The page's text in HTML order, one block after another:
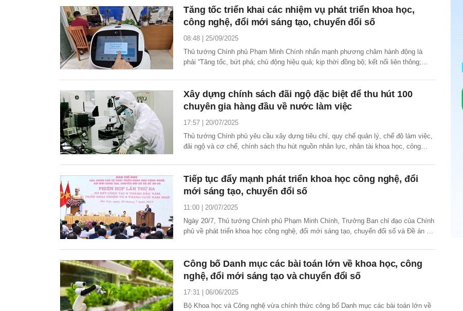
Tăng tốc triển khai các nhiệm vụ phát triển khoa học,
công nghệ, đổi mới sáng tạo, chuyển đổi số
08:48 | 25/09/2025
Thủ tướng Chính phủ Phạm Minh Chính nhấn mạnh phương châm hành động là
phải “Tăng tốc, bứt phá; chủ động hiệu quả; kịp thời đồng bộ; kết nối liên thông;
phát triển khoa học, công nghệ, đổi mới sáng tạo, chuyển đổi số...
Xây dựng chính sách đãi ngộ đặc biệt để thu hút 100
chuyên gia hàng đầu về nước làm việc
17:57 | 20/07/2025
Thủ tướng Chính phủ yêu cầu xây dựng tiêu chí, quy chế quản lý, chế độ làm việc,
đãi ngộ và cơ chế, chính sách thu hút nguồn nhân lực, nhân tài khoa học, công
sách đãi ngộ đặc biệt để thu hút ít nhất 100 chuyên gia hàng...
Tiếp tục đẩy mạnh phát triển khoa học công nghệ, đổi
mới sáng tạo, chuyển đổi số
11:00 | 20/07/2025
Ngày 20/7, Thủ tướng Chính phủ Phạm Minh Chính, Trưởng Ban chỉ đạo của Chính
phủ về phát triển khoa học công nghệ, đổi mới sáng tạo, chuyển đổi số và Đề án 06
tháng cuối năm.
Công bố Danh mục các bài toán lớn về khoa học, công
nghệ, đổi mới sáng tạo và chuyển đổi số
17:31 | 06/06/2025
Bộ Khoa học và Công nghệ vừa chính thức công bố Danh mục các bài toán lớn về